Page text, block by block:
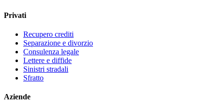
Privati
Recupero crediti
Separazione e divorzio
Consulenza legale
Lettere e diffide
Sinistri stradali
Sfratto
Aziende